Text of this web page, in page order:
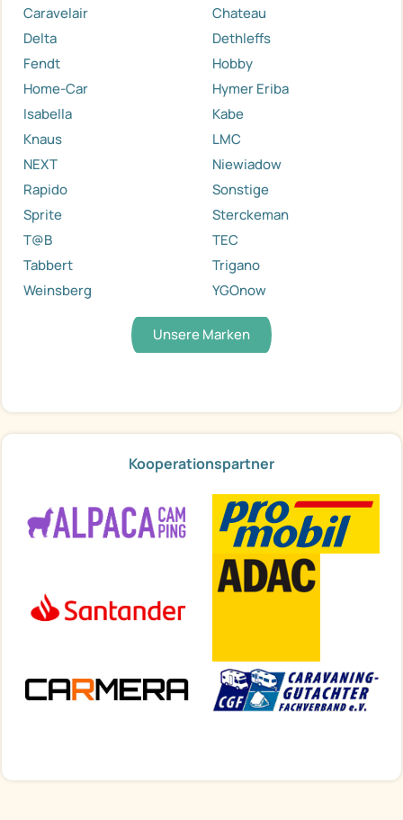
Caravelair
Chateau
Delta
Dethleffs
Fendt
Hobby
Home-Car
Hymer Eriba
Isabella
Kabe
Knaus
LMC
NEXT
Niewiadow
Rapido
Sonstige
Sprite
Sterckeman
T@B
TEC
Tabbert
Trigano
Weinsberg
YGOnow
Unsere Marken
Kooperationspartner